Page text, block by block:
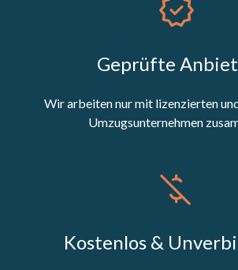
Geprüfte
Wir arbeiten nur mit lizenzierten
Umzugsunternehmen
Kostenlos &